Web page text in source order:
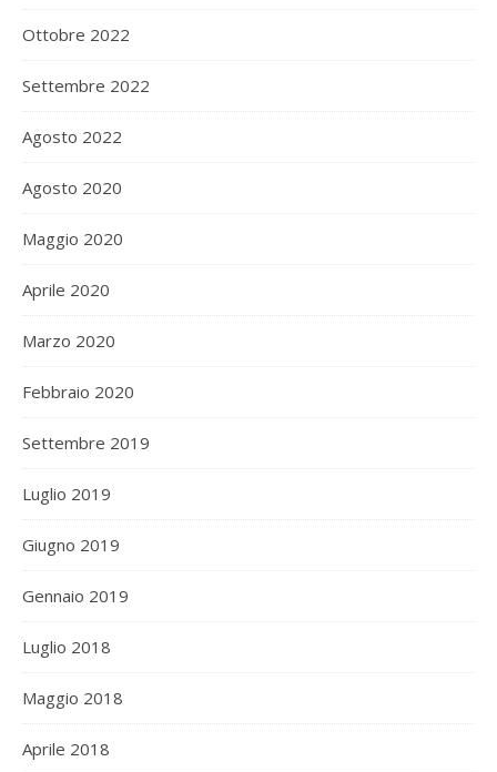
Ottobre 2022
Settembre 2022
Agosto 2022
Agosto 2020
Maggio 2020
Aprile 2020
Marzo 2020
Febbraio 2020
Settembre 2019
Luglio 2019
Giugno 2019
Gennaio 2019
Luglio 2018
Maggio 2018
Aprile 2018